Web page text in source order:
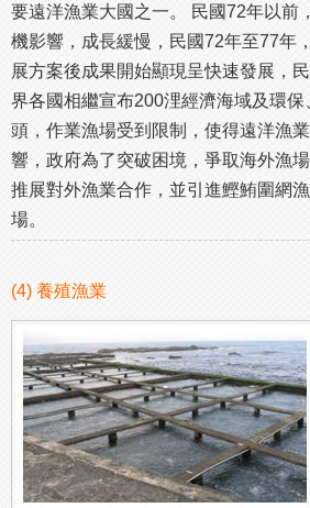
要遠洋漁業大國之一。 民國72年以前
機影響，成長緩慢，民國72年至77年
展方案後成果開始顯現呈快速發展，
界各國相繼宣布200浬經濟海域及環
頭，作業漁場受到限制，使得遠洋漁
響，政府為了突破困境，爭取海外漁
推展對外漁業合作，並引進鰹鮪圍網
場。
(4) 養殖漁業